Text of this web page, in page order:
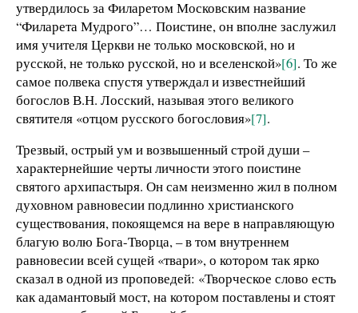
утвердилось за Филаретом Московским название
“Филарета Мудрого”… Поистине, он вполне заслужил
имя учителя Церкви не только московской, но и
русской, не только русской, но и вселенской»[6]. То же
самое полвека спустя утверждал и известнейший
богослов В.Н. Лосский, называя этого великого
святителя «отцом русского богословия»[7].
Трезвый, острый ум и возвышенный строй души –
характернейшие черты личности этого поистине
святого архипастыря. Он сам неизменно жил в полном
духовном равновесии подлинно христианского
существования, покоящемся на вере в направляющую
благую волю Бога-Творца, – в том внутреннем
равновесии всей сущей «твари», о котором так ярко
сказал в одной из проповедей: «Творческое слово есть
как адамантовый мост, на котором поставлены и стоят